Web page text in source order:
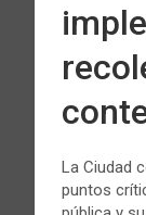
La Ciudad
puntos